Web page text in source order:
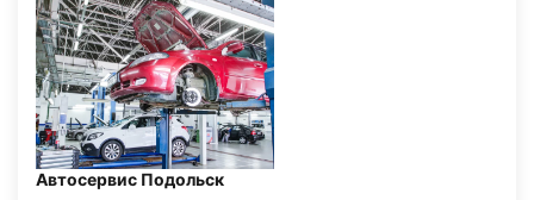
Автосервис Подольск